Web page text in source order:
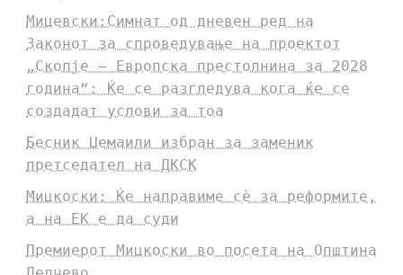
Мицевски:Симнат од дневен ред на
Законот за спроведување на проектот
„Скопје – Европска престолнина за 2028
година“: Ќе се разгледува кога ќе се
создадат услови за тоа
Бесник Џемаили избран за заменик
претседател на ДКСК
Мицкоски: Ќе направиме сè за реформите,
а на ЕК е да суди
Премиерот Мицкоски во посета на Општина